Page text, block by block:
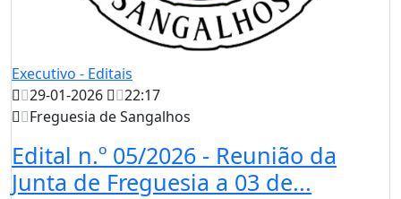
Executivo - Editais
29-01-2026
22:17
Freguesia de Sangalhos
Edital n.º 05/2026 - Reunião da
Junta de Freguesia a 03 de...